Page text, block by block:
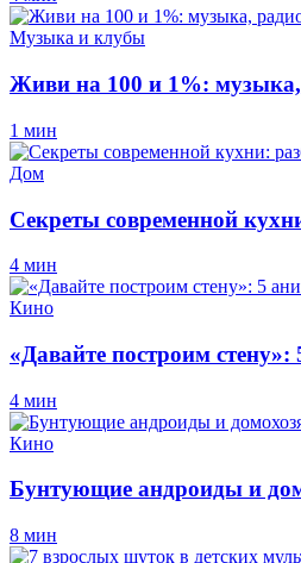
Музыка и клубы
Живи на 100 и 1%:
1 мин
Дом
Секреты современной
4 мин
Кино
«Давайте построим
4 мин
Кино
Бунтующие андроиды и
8 мин